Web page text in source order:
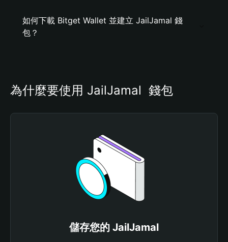
如何下載 Bitget Wallet 並建立 JailJamal 錢
包？
為什麼要使用 JailJamal  錢包
儲存您的 JailJamal